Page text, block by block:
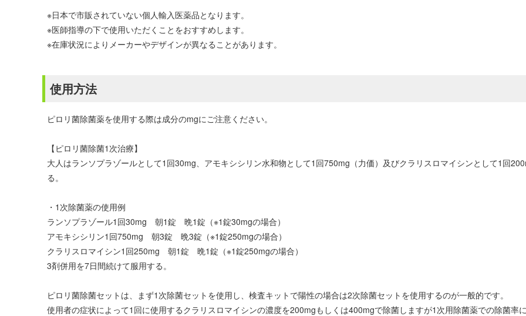
※日本で市販されていない個人輸入医薬品となります。
※医師指導の下で使用いただくことをおすすめします。
※在庫状況によりメーカーやデザインが異なることがあります。
使用方法
ピロリ菌除菌薬を使用する際は成分のmgにご注意ください。
【ピロリ菌除菌1次治療】
大人はランソプラゾールとして1回30mg、アモキシシリン水和物として1回750mg（力価）及びクラリスロマイシンとして1回
る。
・1次除菌薬の使用例
ランソプラゾール1回30mg 朝1錠 晩1錠（※1錠30mgの場合）
アモキシシリン1回750mg 朝3錠 晩3錠（※1錠250mgの場合）
クラリスロマイシン1回250mg 朝1錠 晩1錠（※1錠250mgの場合）
3剤併用を7日間続けて服用する。
ピロリ菌除菌セットは、まず1次除菌セットを使用し、検査キットで陽性の場合は2次除菌セットを使用するのが一般的です。
使用者の症状によって1回に使用するクラリスロマイシンの濃度を200mgもしくは400mgで除菌しますが1次用除菌薬での除菌率